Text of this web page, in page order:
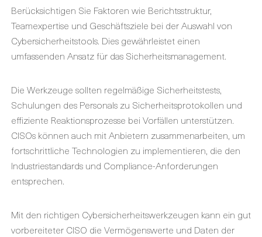
Berücksichtigen Sie Faktoren wie Berichtsstruktur,
Teamexpertise und Geschäftsziele bei der Auswahl von
Cybersicherheitstools. Dies gewährleistet einen
umfassenden Ansatz für das Sicherheitsmanagement.
Die Werkzeuge sollten regelmäßige Sicherheitstests,
Schulungen des Personals zu Sicherheitsprotokollen und
effiziente Reaktionsprozesse bei Vorfällen unterstützen.
CISOs können auch mit Anbietern zusammenarbeiten, um
fortschrittliche Technologien zu implementieren, die den
Industriestandards und Compliance-Anforderungen
entsprechen.
Mit den richtigen Cybersicherheitswerkzeugen kann ein gut
vorbereiteter CISO die Vermögenswerte und Daten der